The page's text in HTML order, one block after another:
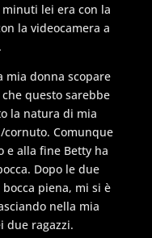
lei era con la
la videocamera a
mia donna scopare
questo sarebbe
la natura di mia
Comunque
e alla fine Betty ha
Dopo le due
piena, mi si è
nella mia
due ragazzi.